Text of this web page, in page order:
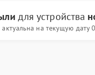
для устройства
на текущую дату